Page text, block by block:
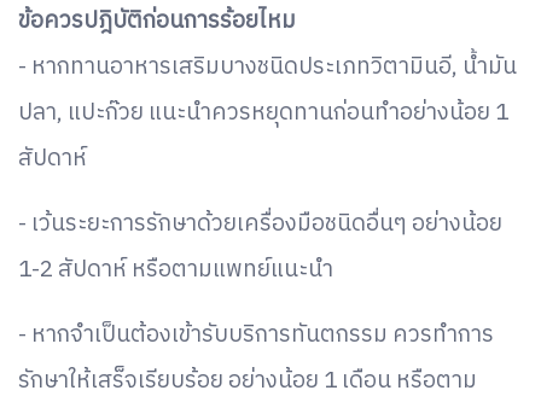
ข้อควรปฎิบัติก่อนการร้อยไหม
- หากทานอาหารเสริมบางชนิดประเภทวิตามินอี, น้ำมัน
ปลา, แปะก๊วย แนะนำควรหยุดทานก่อนทำอย่างน้อย 1
สัปดาห์
- เว้นระยะการรักษาด้วยเครื่องมือชนิดอื่นๆ อย่างน้อย
1-2 สัปดาห์ หรือตามแพทย์แนะนำ
- หากจำเป็นต้องเข้ารับบริการทันตกรรม ควรทำการ
รักษาให้เสร็จเรียบร้อย อย่างน้อย 1 เดือน หรือตาม